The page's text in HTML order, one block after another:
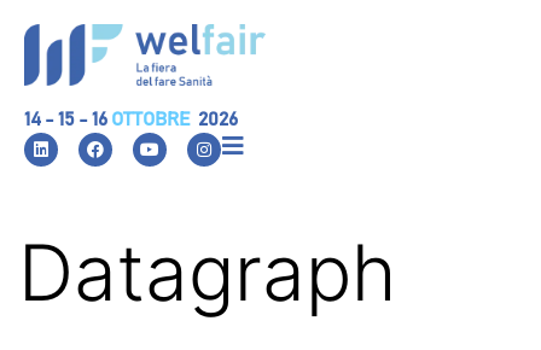
14 - 15 - 16 OTTOBRE 2026
Datagraph